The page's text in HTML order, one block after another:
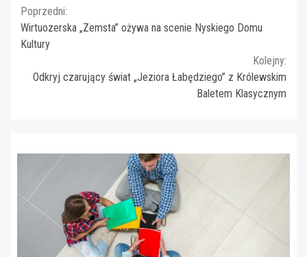
Continue
Reading
Poprzedni:
Wirtuozerska „Zemsta” ożywa na scenie Nyskiego Domu
Kultury
Kolejny:
Odkryj czarujący świat „Jeziora Łabędziego” z Królewskim
Baletem Klasycznym